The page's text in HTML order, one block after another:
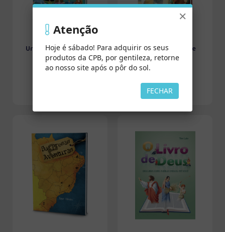
Uma escola para mim Um Simples Lanche
×
Atenção
Hoje é sábado! Para adquirir os seus
produtos da CPB, por gentileza, retorne
ao nosso site após o pôr do sol.
FECHAR